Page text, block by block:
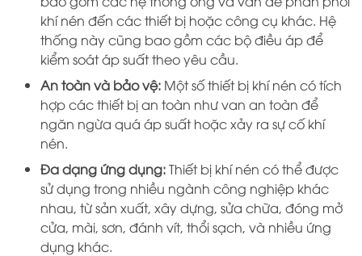
khí nén đến các thiết bị hoặc công cụ khác. Hệ
thống này cũng bao gồm các bộ điều áp để
kiểm soát áp suất theo yêu cầu.
An toàn và bảo vệ: Một số thiết bị khí nén có tích
hợp các thiết bị an toàn như van an toàn để
ngăn ngừa quá áp suất hoặc xảy ra sự cố khí
nén.
Đa dạng ứng dụng:Thiết bị khí nén có thể được
sử dụng trong nhiều ngành công nghiệp khác
nhau, từ sản xuất, xây dựng, sửa chữa, đóng mở
cửa, mài, sơn, đánh vít, thổi sạch, và nhiều ứng
dụng khác.